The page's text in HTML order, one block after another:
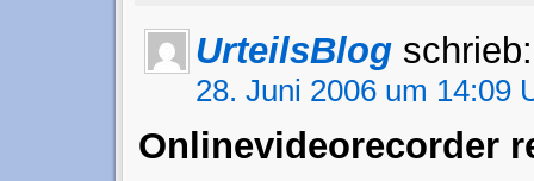
UrteilsBlog schrieb:
28. Juni 2006 um 14:09
Onlinevideorecorder